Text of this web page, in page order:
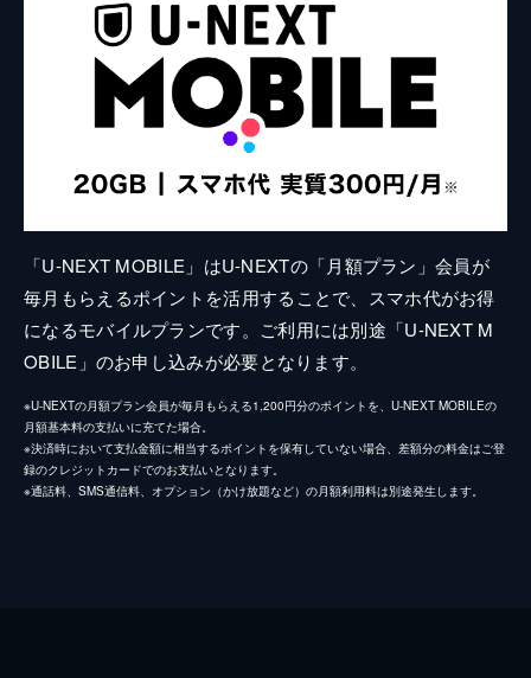
「U-NEXT MOBILE」はU-NEXTの「月額プラン」会員が
毎月もらえるポイントを活用することで、スマホ代がお得
になるモバイルプランです。ご利用には別途「U-NEXT M
OBILE」のお申し込みが必要となります。
※U-NEXTの月額プラン会員が毎月もらえる1,200円分のポイントを、U-NEXT MOBILEの
月額基本料の支払いに充てた場合。
※決済時において支払金額に相当するポイントを保有していない場合、差額分の料金はご登
録のクレジットカードでのお支払いとなります。
※通話料、SMS通信料、オプション（かけ放題など）の月額利用料は別途発生します。